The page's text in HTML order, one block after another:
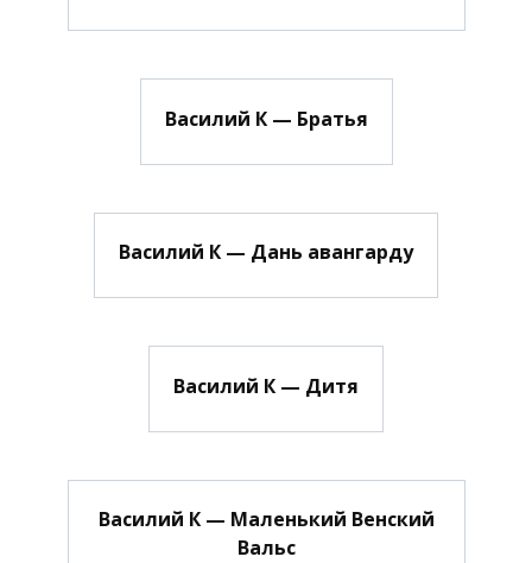
Василий К — Братья
Василий К — Дань авангарду
Василий К — Дитя
Василий К — Маленький Венский
Вальс